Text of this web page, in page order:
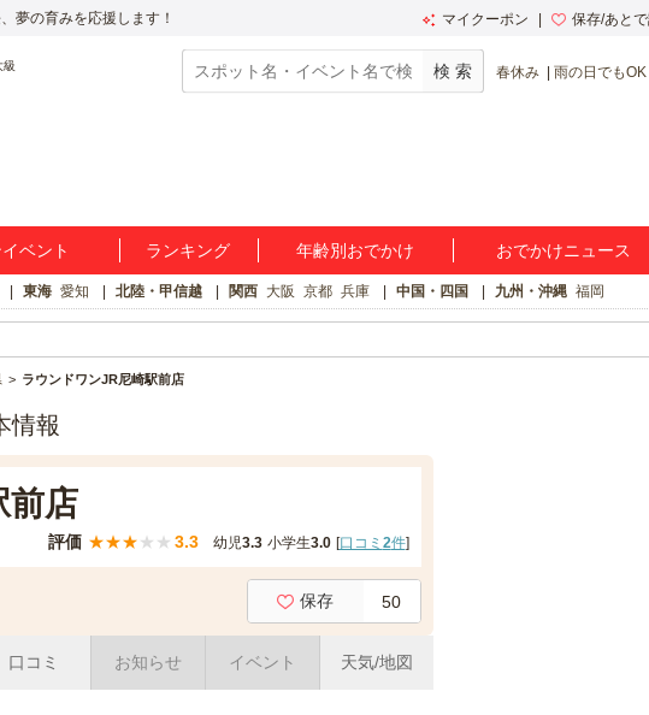
夢の育みを応援します！ マイクーポン 保存/あと
春休み 雨の日でもOK
ベント ランキング 年齢別おでかけ おでかけニュース
東海 愛知 北陸・甲信越 関西 大阪 京都 兵庫 中国・四国 九州・沖縄 福岡
ラウンドワンJR尼崎駅前店
情報
前店
評価 ★★★★ ★ 3.3 幼児3.3 小学生3.0 [口コミ 2件]
保存 50
口コミ お知らせ イベント 天気/地図